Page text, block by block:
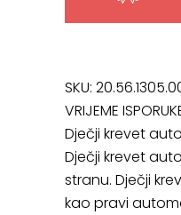
Cup,
107
x
83
SKU:
VRIJEME
Dječji krevet
Dječji krevet
stranu. Dječji
kao pravi